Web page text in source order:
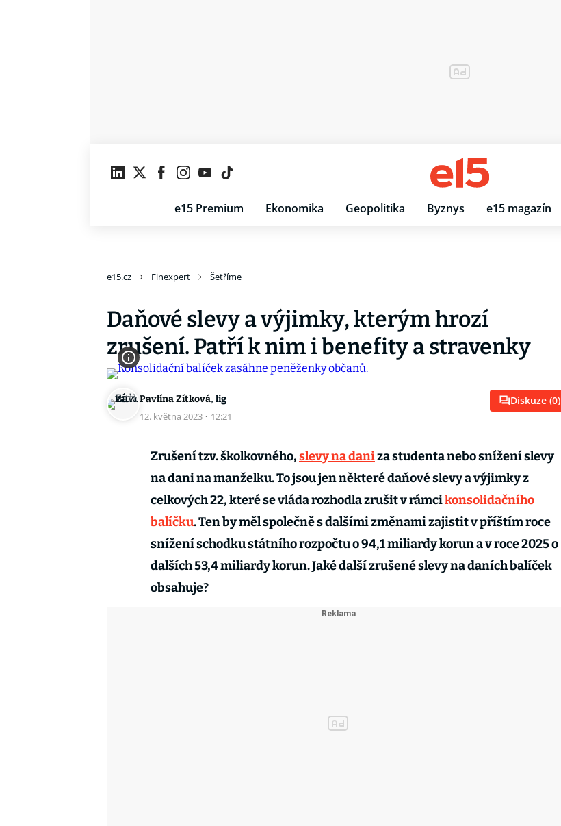
e15 Premium Ekonomika Geopolitika Byznys e15 magazín
e15.cz Finexpert Šetříme
Daňové slevy a výjimky, kterým hrozí
zrušení. Patří k nim i benefity a stravenky
Pavlína Zítková, lig
12. května 2023 · 12:21
Diskuze (0)
Zrušení tzv. školkovného,slevy na daniza studenta nebo snížení slevy
na dani na manželku. To jsou jen některé daňové slevy a výjimky z
celkových 22, které se vláda rozhodla zrušit v rámcikonsolidačního
balíčku. Ten by měl společně s dalšími změnami zajistit v příštím roce
snížení schodku státního rozpočtu o 94,1 miliardy korun a v roce 2025 o
dalších 53,4 miliardy korun. Jaké další zrušené slevy na daních balíček
obsahuje?